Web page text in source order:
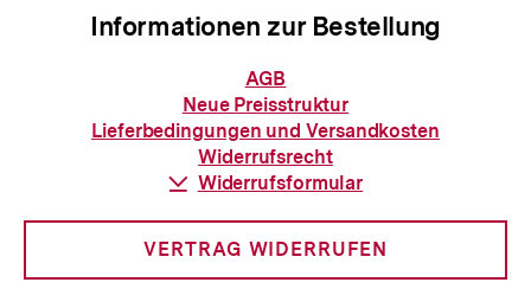
Informationen zur Bestellung
Informationen
zur
Bestellung
AGB
Neue Preisstruktur
Lieferbedingungen und Versandkosten
Widerrufsrecht
Download-
Widerrufsformular
VERTRAG WIDERRUFEN